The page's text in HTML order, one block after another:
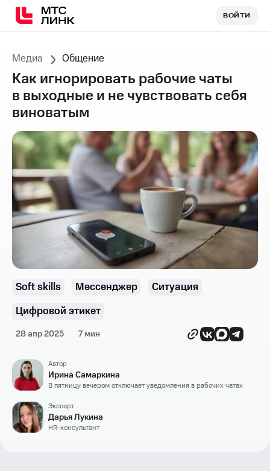
ВОЙТИВОЙТИ
Медиа Общение
Как игнорировать рабочие чаты
в выходные и не чувствовать себя
виноватым
Soft skills Мессенджер
Ситуация
Цифровой этикет
28 апр 2025 7 мин
Автор
Ирина Самаркина
В пятницу вечером отключает уведомления в рабочих чатах
Эксперт
Дарья Лукина
HR-консультант